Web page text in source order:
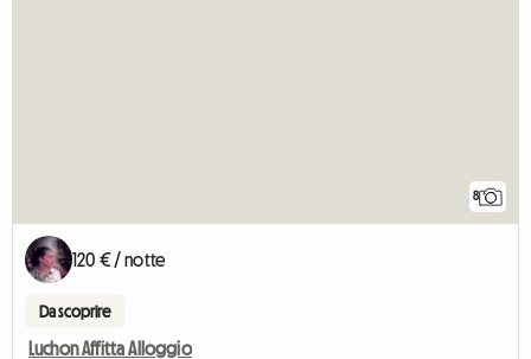
8
120 € / notte
Da scoprire
Luchon Affitta Alloggio